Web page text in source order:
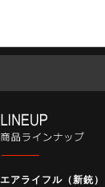
エアライフル（新銃）